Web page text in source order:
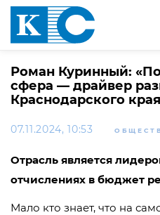
Роман Куринный:
сфера — драйвер
Краснодарского
07.11.2024, 10:53
Отрасль является
отчислениях в бюджет
Мало кто знает, что на